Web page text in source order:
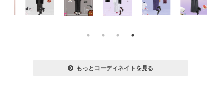
もっとコーディネイトを見る